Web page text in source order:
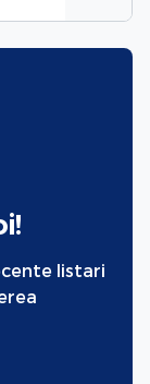
listari